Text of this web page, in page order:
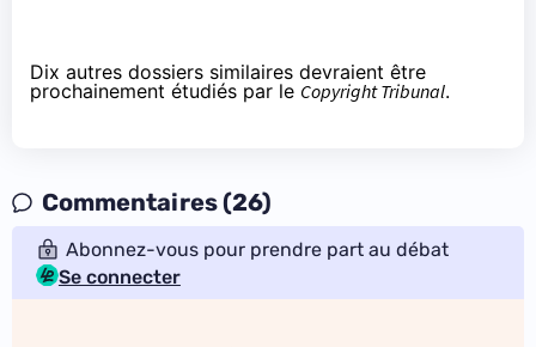
Dix autres dossiers similaires devraient être
prochainement étudiés par le Copyright Tribunal.
Commentaires (26)
Abonnez-vous pour prendre part au débat
Se connecter